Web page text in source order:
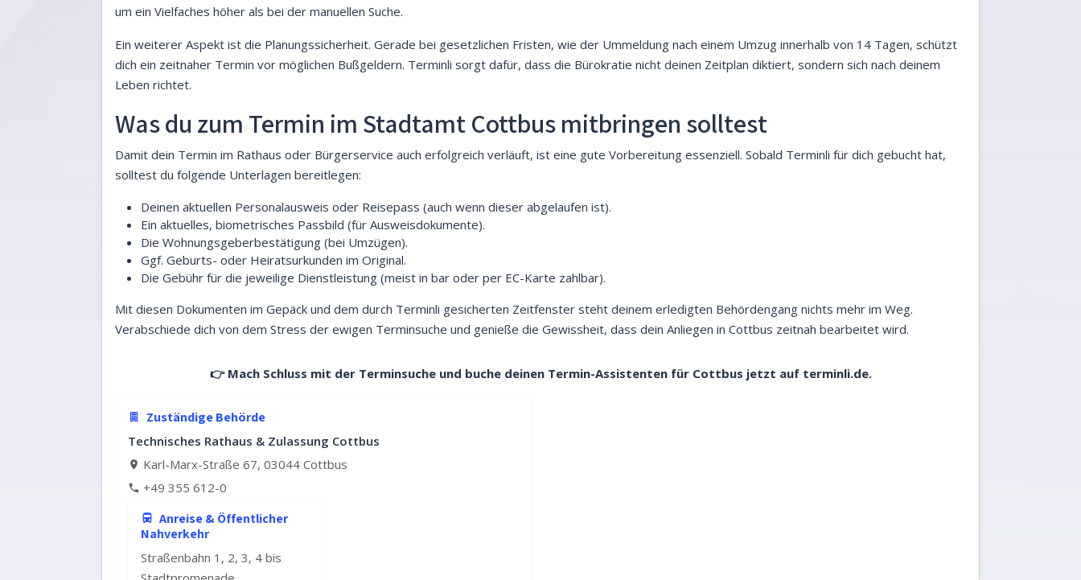
um ein Vielfaches höher als bei der manuellen Suche.
Ein weiterer Aspekt ist die Planungssicherheit. Gerade bei gesetzlichen Fristen, wie der Ummeldung nach einem Umzug innerhalb von 14 Tagen, schützt
dich ein zeitnaher Termin vor möglichen Bußgeldern. Terminli sorgt dafür, dass die Bürokratie nicht deinen Zeitplan diktiert, sondern sich nach deinem
Leben richtet.
Was du zum Termin im Stadtamt Cottbus mitbringen solltest
Damit dein Termin im Rathaus oder Bürgerservice auch erfolgreich verläuft, ist eine gute Vorbereitung essenziell. Sobald Terminli für dich gebucht hat,
solltest du folgende Unterlagen bereitlegen:
Deinen aktuellen Personalausweis oder Reisepass (auch wenn dieser abgelaufen ist).
Ein aktuelles, biometrisches Passbild (für Ausweisdokumente).
Die Wohnungsgeberbestätigung (bei Umzügen).
Ggf. Geburts- oder Heiratsurkunden im Original.
Die Gebühr für die jeweilige Dienstleistung (meist in bar oder per EC-Karte zahlbar).
Mit diesen Dokumenten im Gepäck und dem durch Terminli gesicherten Zeitfenster steht deinem erledigten Behördengang nichts mehr im Weg.
Verabschiede dich von dem Stress der ewigen Terminsuche und genieße die Gewissheit, dass dein Anliegen in Cottbus zeitnah bearbeitet wird.
👉 Mach Schluss mit der Terminsuche und buche deinen Termin-Assistenten für Cottbus jetzt auf terminli.de.
Zuständige Behörde
Technisches Rathaus & Zulassung Cottbus
Karl-Marx-Straße 67, 03044 Cottbus
+49 355 612-0
Anreise & Öffentlicher
Nahverkehr
Straßenbahn 1, 2, 3, 4 bis